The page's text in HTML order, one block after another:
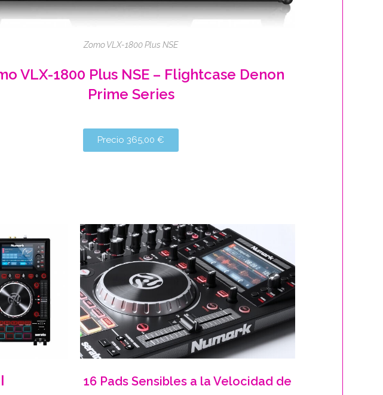
Zomo VLX-1800 Plus NSE
VLX-1800 Plus NSE – Flightcase Denon
Prime Series
Precio 365,00 €
16 Pads Sensibles a la Velocidad de